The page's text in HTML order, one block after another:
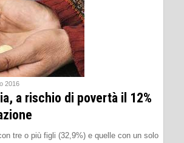
2016
a rischio di povertà il 12%
tre o più figli (32,9%) e quelle con un solo